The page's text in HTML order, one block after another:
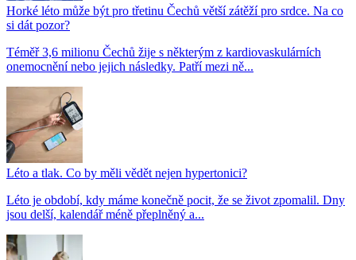
Horké léto může být pro třetinu Čechů větší zátěží pro srdce. Na co
si dát pozor?
Téměř 3,6 milionu Čechů žije s některým z kardiovaskulárních
onemocnění nebo jejich následky. Patří mezi ně...
Léto a tlak. Co by měli vědět nejen hypertonici?
Léto je období, kdy máme konečně pocit, že se život zpomalil. Dny
jsou delší, kalendář méně přeplněný a...